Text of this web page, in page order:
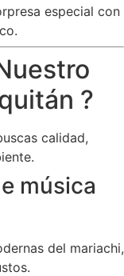
especial con
?
calidad,
música
del mariachi,